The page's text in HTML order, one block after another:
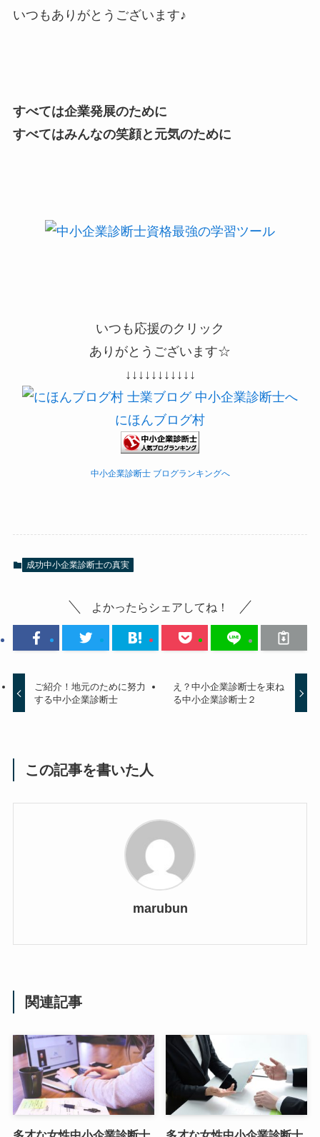
いつもありがとうございます♪
すべては企業発展のために
すべてはみんなの笑顔と元気のために
いつも応援のクリック
ありがとうございます☆
↓↓↓↓↓↓↓↓↓↓↓
にほんブログ村
中小企業診断士 ブログランキングへ
成功中小企業診断士の真実
よかったらシェアしてね！
ご紹介！地元のために努力
する中小企業診断士
え？中小企業診断士を束ね
る中小企業診断士２
この記事を書いた人
marubun
関連記事